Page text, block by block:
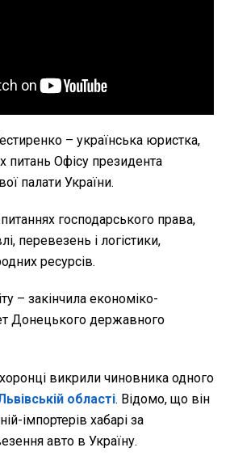
– українська юристка,
питань Офісу президента
палати України.
господарського права,
перевезень і логістики,
ресурсів.
– закінчила економіко-
Донецького державного
викрили чиновника одного
області. Відомо, що він
імпортерів хабарі за
авто в Україну.